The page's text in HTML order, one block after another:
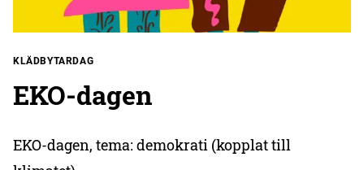
KLÄDBYTARDAG
EKO-dagen
EKO-dagen, tema: demokrati (kopplat till